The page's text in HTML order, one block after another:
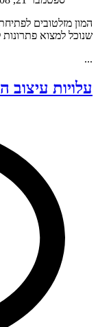
המון מזלטובים
שנוכל למצוא פתרונות
...
עלויות עיצוב